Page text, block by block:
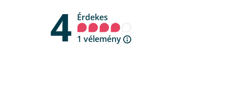
4 Érdekes
1 vélemény